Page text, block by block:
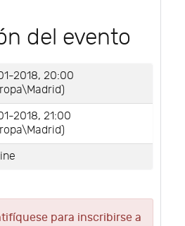
del evento
2018, 20:00
2018, 21:00
para inscribirse a